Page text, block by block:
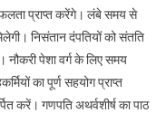
सफलता प्राप्त करेंगे। लंबे समय से
निसंतान दंपतियों को संतति
नौकरी पेशा वर्ग के लिए समय
का पूर्ण सहयोग प्राप्त
करें। गणपति अथर्वशीर्ष का पाठ